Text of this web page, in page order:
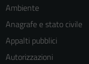
Ambiente
Anagrafe e stato civile
Appalti pubblici
Autorizzazioni